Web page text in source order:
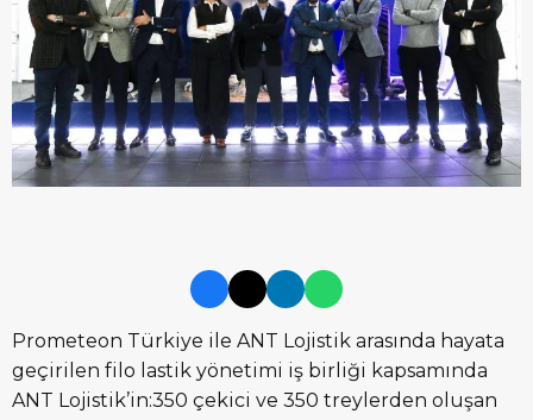
Prometeon Türkiye ile ANT Lojistik arasında hayata
geçirilen filo lastik yönetimi iş birliği kapsamında
ANT Lojistik’in:350 çekici ve 350 treylerden oluşan